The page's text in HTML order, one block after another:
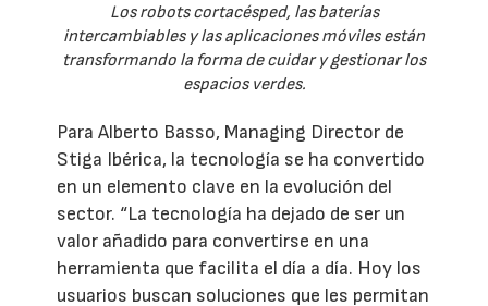
Los robots cortacésped, las baterías
intercambiables y las aplicaciones móviles están
transformando la forma de cuidar y gestionar los
espacios verdes.
Para Alberto Basso, Managing Director de
Stiga Ibérica, la tecnología se ha convertido
en un elemento clave en la evolución del
sector. “La tecnología ha dejado de ser un
valor añadido para convertirse en una
herramienta que facilita el día a día. Hoy los
usuarios buscan soluciones que les permitan